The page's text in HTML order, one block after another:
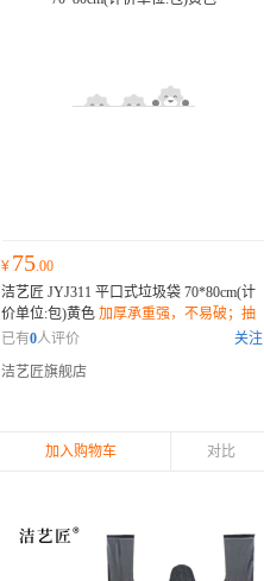
¥ 75.00
洁艺匠 JYJ311 平口式垃圾袋 70*80cm(计
价单位:包)黄色 加厚承重强，不易破；抽
绳封口设计，密封防漏；环保材质，降解
已有0人评价
关注
洁艺匠旗舰店
加入购物车 对比